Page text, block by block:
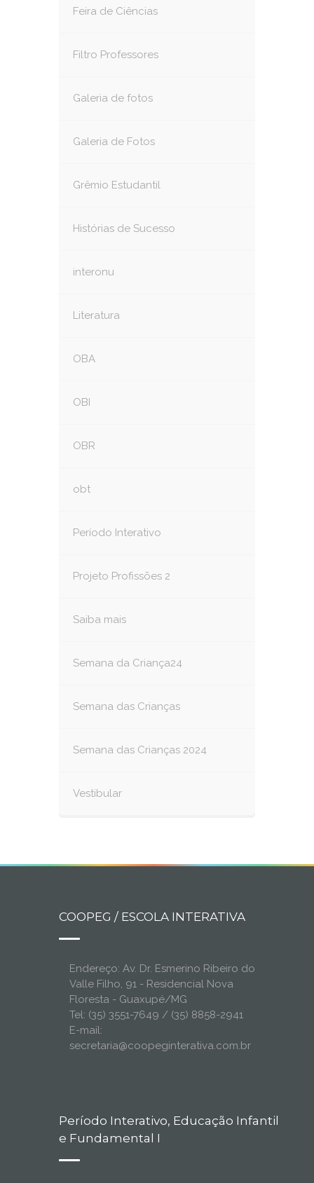
Feira de Ciências
Filtro Professores
Galeria de fotos
Galeria de Fotos
Grêmio Estudantil
Histórias de Sucesso
interonu
Literatura
OBA
OBI
OBR
obt
Período Interativo
Projeto Profissões 2
Saiba mais
Semana da Criança24
Semana das Crianças
Semana das Crianças 2024
Vestibular
COOPEG / ESCOLA INTERATIVA
Endereço: Av. Dr. Esmerino Ribeiro do
Valle Filho, 91 - Residencial Nova
Floresta - Guaxupé/MG
Tel: (35) 3551-7649 / (35) 8858-2941
E-mail:
secretaria@coopeginterativa.com.br
Período Interativo, Educação Infantil
e Fundamental I